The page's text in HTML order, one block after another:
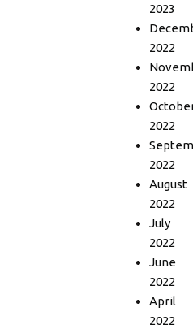
2023
2022
2022
2022
2022
August
2022
July
2022
June
2022
April
2022